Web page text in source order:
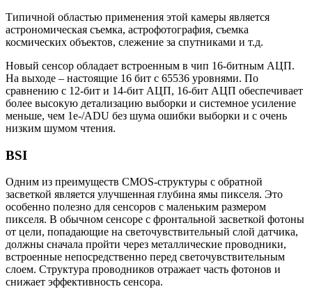
Типичной областью применения этой камеры является
астрономическая съемка, астрофотография, съемка
космических объектов, слежение за спутниками и т.д.
Новый сенсор обладает встроенным в чип 16-битным АЦП.
На выходе – настоящие 16 бит с 65536 уровнями. По
сравнению с 12-бит и 14-бит АЦП, 16-бит АЦП обеспечивает
более высокую детализацию выборки и системное усиление
меньше, чем 1e-/ADU без шума ошибки выборки и с очень
низким шумом чтения.
BSI
Одним из преимуществ CMOS-структуры с обратной
засветкой является улучшенная глубина ямы пикселя. Это
особенно полезно для сенсоров с маленьким размером
пикселя. В обычном сенсоре с фронтальной засветкой фотоны
от цели, попадающие на светочувствительный слой датчика,
должны сначала пройти через металлические проводники,
встроенные непосредственно перед светочувствительным
слоем. Структура проводников отражает часть фотонов и
снижает эффективность сенсора.